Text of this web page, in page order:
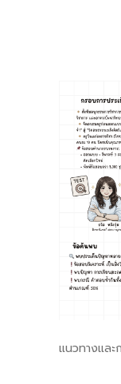
แนวทางและ